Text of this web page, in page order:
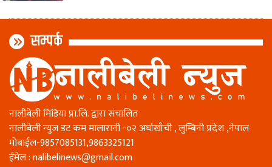
सम्पर्क
नालीबेली मिडिया प्रा.लि. द्वारा संचालित
नालीबेली न्युज डट कम मालारानी -०२ अर्घाखाँची , लुम्बिनी प्रदेश ,नेपाल
माेबाईल-9857085131,9863325121
ईमेल :nalibelinews@gmail.com